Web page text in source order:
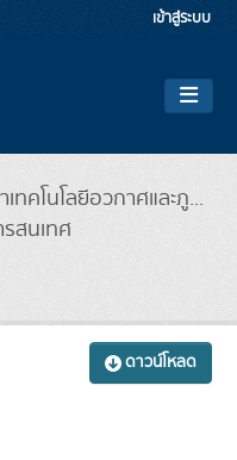
เข้าสู่ระบบ
คโนโลยีอวกาศและภู...
สนเทศ
ดาวน์โหลด